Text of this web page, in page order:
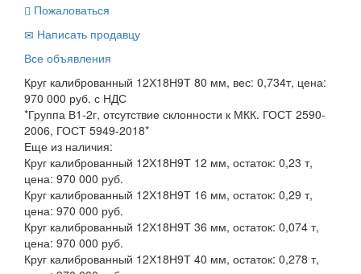
Пожаловаться
Написать продавцу
Все объявления
Круг калиброванный 12Х18Н9Т 80 мм, вес: 0,734т, цена:
970 000 руб. с НДС
*Группа В1-2г, отсутствие склонности к МКК. ГОСТ 2590-
2006, ГОСТ 5949-2018*
Еще из наличия:
Круг калиброванный 12Х18Н9Т 12 мм, остаток: 0,23 т,
цена: 970 000 руб.
Круг калиброванный 12Х18Н9Т 16 мм, остаток: 0,29 т,
цена: 970 000 руб.
Круг калиброванный 12Х18Н9Т 36 мм, остаток: 0,074 т,
цена: 970 000 руб.
Круг калиброванный 12Х18Н9Т 40 мм, остаток: 0,278 т,